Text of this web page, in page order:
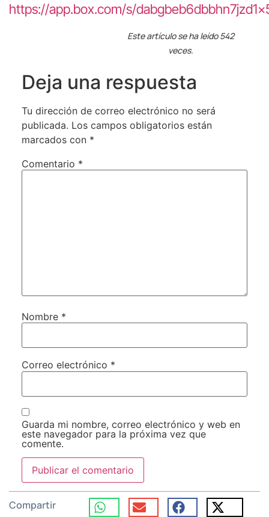
https://app.box.com/s/
Este artículo se ha leído 542
veces.
Deja una respuesta
Tu dirección de correo electrónico no será
publicada. Los campos obligatorios están
marcados con *
Comentario *
Nombre *
Correo electrónico *
Guarda mi nombre, correo electrónico y web en
este navegador para la próxima vez que
comente.
Compartir